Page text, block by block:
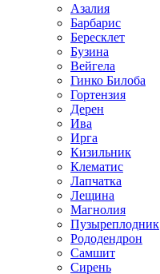
Азалия
Барбарис
Бересклет
Бузина
Вейгела
Гинко Билоба
Гортензия
Дерен
Ива
Ирга
Кизильник
Клематис
Лапчатка
Лещина
Магнолия
Пузыреплодник
Рододендрон
Самшит
Сирень